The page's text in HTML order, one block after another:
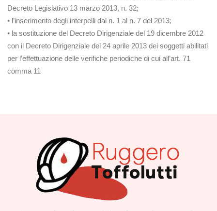
Decreto Legislativo 13 marzo 2013, n. 32;
• l’inserimento degli interpelli dal n. 1 al n. 7 del 2013;
• la sostituzione del Decreto Dirigenziale del 19 dicembre 2012
con il Decreto Dirigenziale del 24 aprile 2013 dei soggetti abilitati
per l’effettuazione delle verifiche periodiche di cui all’art. 71
comma 11